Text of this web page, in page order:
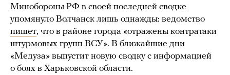
Минобороны РФ в своей последней сводке
упомянуло Волчанск лишь однажды: ведомство
пишет, что в районе города «отражены контратаки
штурмовых групп ВСУ». В ближайшие дни
«Медуза» выпустит новую сводку с информацией
о боях в Харьковской области.